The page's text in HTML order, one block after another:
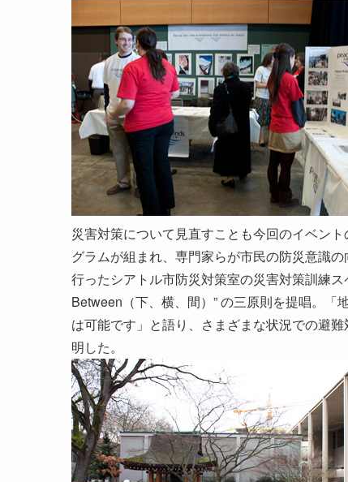
災害対策について見直すことも今回のイベン
グラムが組まれ、専門家らが市民の防災意識
行ったシアトル市防災対策室の災害対策訓練
Between（下、横、間）” の三原則を提唱。
は可能です」と語り、さまざまな状況での避
明した。